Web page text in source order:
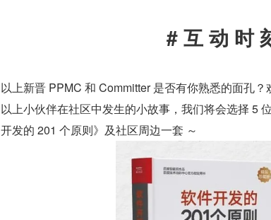
# 互 动 时
以上新晋 PPMC 和 Committer 是否有你熟悉的面孔
以上小伙伴在社区中发生的小故事，我们将会选择 5
开发的 201 个原则》及社区周边一套 ～